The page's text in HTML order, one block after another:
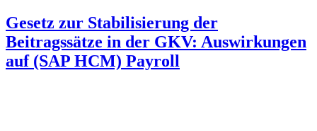
Gesetz zur Stabilisierung der
Beitragssätze in der GKV: Auswirkungen
auf (SAP HCM) Payroll